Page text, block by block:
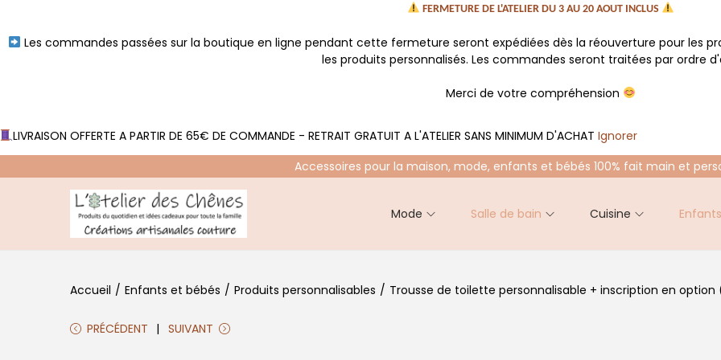
FERMETURE DE L'ATELIER DU 3 AU 20 AOUT INCLUS
Les commandes passées sur la boutique en ligne pendant cette fermeture seront expédiées dès la réouverture pour les
les produits personnalisés. Les commandes seront traitées par ordre
Merci de votre compréhension
LIVRAISON OFFERTE A PARTIR DE 65€ DE COMMANDE - RETRAIT GRATUIT A L'ATELIER SANS MINIMUM D'ACHAT Ignorer
Accessoires pour la maison, mode, enfants et bébés 100% fait main et
s
r
s
r
Mode Salle de bain Cuisine
Accueil / Enfants et bébés / Produits personnalisables / Trousse de toilette personnalisable + inscription en option
PRÉCÉDENT SUIVANT